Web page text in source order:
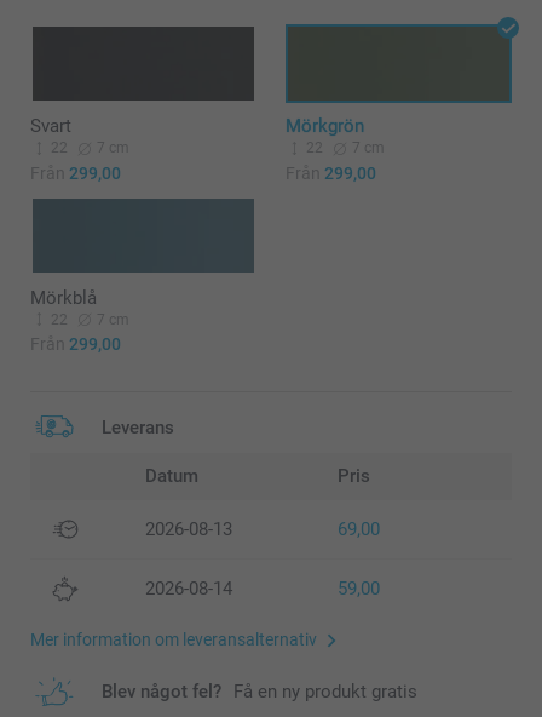
Svart
22 7 cm
Från 299,00
Mörkgrön
22 7 cm
Från 299,00
Mörkblå
22 7 cm
Från 299,00
Leverans
Datum Pris
2026-08-13 69,00
2026-08-14 59,00
Mer information om leveransalternativ
Blev något fel? Få en ny produkt gratis